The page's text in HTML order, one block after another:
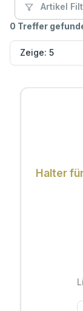
Artikel
0 Treffer
Halter